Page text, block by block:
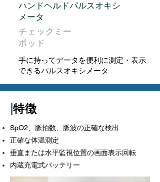
ハンドヘルドパルスオキシ
メータ
チェックミー
ポッド
手に持ってデータを便利に測定・表示
できるパルスオキシメータ
特徴
SpO2、脈拍数、脈波の正確な検出
正確な体温測定
垂直または水平監視位置の画面表示回転
内蔵充電式バッテリー
アプリとPCソフトウェアをサポート